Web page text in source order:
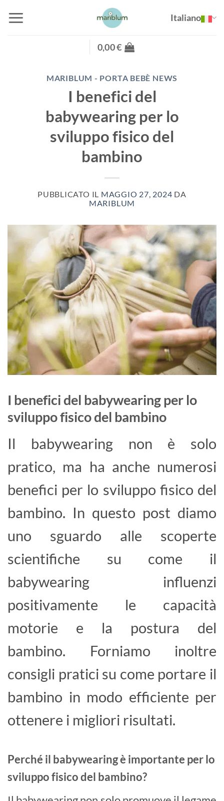
Italiano
0,00€
MARIBLUM - PORTA BEBÈ NEWS
I benefici del
babywearing per lo
sviluppo fisico del
bambino
PUBBLICATO IL MAGGIO 27, 2024 DA
MARIBLUM
I benefici del babywearing per lo
sviluppo fisico del bambino
Il babywearing non è solo
pratico, ma ha anche numerosi
benefici per lo sviluppo fisico del
bambino. In questo post diamo
uno sguardo alle scoperte
scientifiche su come il
babywearing influenzi
positivamente le capacità
motorie e la postura del
bambino. Forniamo inoltre
consigli pratici su come portare il
bambino in modo efficiente per
ottenere i migliori risultati.
Perché il babywearing è importante per lo
sviluppo fisico del bambino?